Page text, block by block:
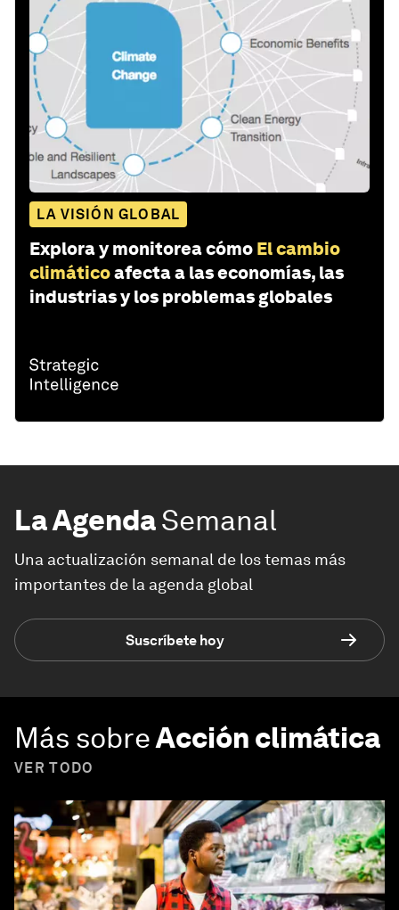
LA VISIÓN GLOBAL
Explora y monitorea cómo El cambio
climáticoafecta a las economías, las
industrias y los problemas globales
La AgendaSemanal
Una actualización semanal de los temas más
importantes de la agenda global
Suscríbete hoy
Más sobreAcción climática
VER TODO